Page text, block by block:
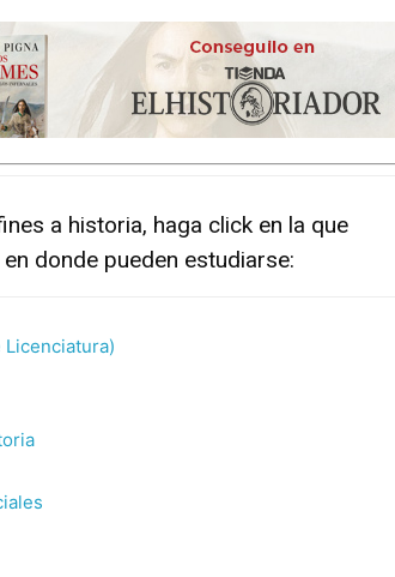
a historia, haga click en la que
donde pueden estudiarse:
Licenciatura)